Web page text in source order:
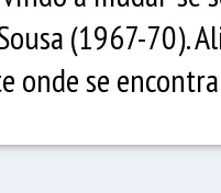
(1967-70).
onde se